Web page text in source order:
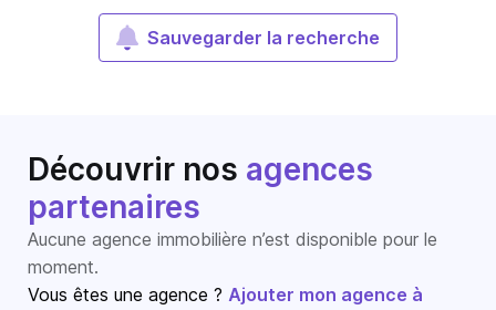
Sauvegarder la recherche
Découvrir nos agences
partenaires
Aucune agence immobilière n’est disponible pour le
moment.
Vous êtes une agence ? Ajouter mon agence à